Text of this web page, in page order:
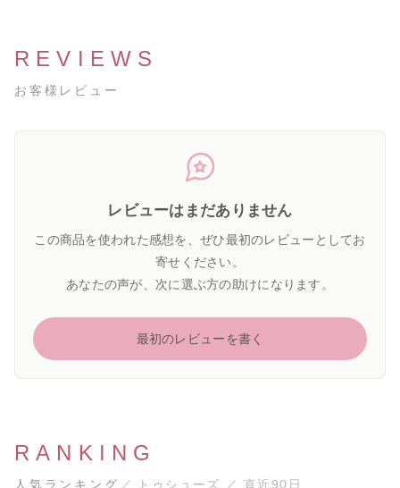
REVIEWS
お客様レビュー
レビューはまだありません
この商品を使われた感想を、ぜひ最初のレビューとしてお
寄せください。
あなたの声が、次に選ぶ方の助けになります。
最初のレビューを書く
RANKING
人気ランキング ／ トゥシューズ ／ 直近90日